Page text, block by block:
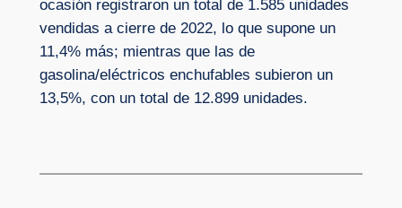
ocasión registraron un total de 1.585 unidades
vendidas a cierre de 2022, lo que supone un
11,4% más; mientras que las de
gasolina/eléctricos enchufables subieron un
13,5%, con un total de 12.899 unidades.